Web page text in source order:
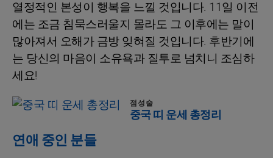
열정적인 본성이 행복을 느낄 것입니다. 11일 이전
에는 조금 침묵스러울지 몰라도 그 이후에는 말이
많아져서 오해가 금방 잊혀질 것입니다. 후반기에
는 당신의 마음이 소유욕과 질투로 넘치니 조심하
세요!
점성술
중국 띠 운세 총정리
연애 중인 분들